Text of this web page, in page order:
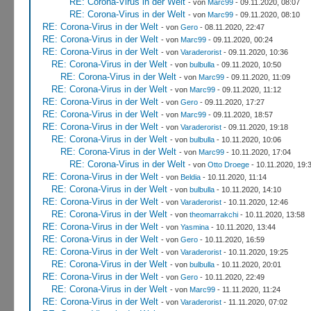
- von Marc99- 09.11.2020, 08:07
RE: Corona-Virus in der Welt - von Marc99- 09.11.2020, 08:10
RE: Corona-Virus in der Welt - von Gero- 08.11.2020, 22:47
RE: Corona-Virus in der Welt - von Marc99- 09.11.2020, 00:24
RE: Corona-Virus in der Welt - von Varaderorist- 09.11.2020, 10:36
RE: Corona-Virus in der Welt - von bulbulla- 09.11.2020, 10:50
RE: Corona-Virus in der Welt - von Marc99- 09.11.2020, 11:09
RE: Corona-Virus in der Welt - von Marc99- 09.11.2020, 11:12
RE: Corona-Virus in der Welt - von Gero- 09.11.2020, 17:27
RE: Corona-Virus in der Welt - von Marc99- 09.11.2020, 18:57
RE: Corona-Virus in der Welt - von Varaderorist- 09.11.2020, 19:18
RE: Corona-Virus in der Welt - von bulbulla- 10.11.2020, 10:06
RE: Corona-Virus in der Welt - von Marc99- 10.11.2020, 17:04
RE: Corona-Virus in der Welt - von Otto Droege- 10.11.2020,
RE: Corona-Virus in der Welt - von Beldia- 10.11.2020, 11:14
RE: Corona-Virus in der Welt - von bulbulla- 10.11.2020, 14:10
RE: Corona-Virus in der Welt - von Varaderorist- 10.11.2020, 12:46
RE: Corona-Virus in der Welt - von theomarrakchi- 10.11.2020, 13:58
RE: Corona-Virus in der Welt - von Yasmina- 10.11.2020, 13:44
RE: Corona-Virus in der Welt - von Gero- 10.11.2020, 16:59
RE: Corona-Virus in der Welt - von Varaderorist- 10.11.2020, 19:25
RE: Corona-Virus in der Welt - von bulbulla- 10.11.2020, 20:01
RE: Corona-Virus in der Welt - von Gero- 10.11.2020, 22:49
RE: Corona-Virus in der Welt - von Marc99- 11.11.2020, 11:24
RE: Corona-Virus in der Welt - von Varaderorist- 11.11.2020, 07:02